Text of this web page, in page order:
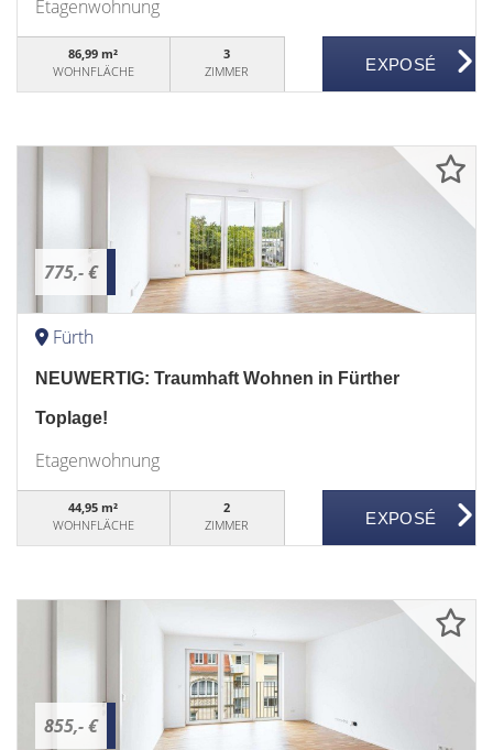
Etagenwohnung
86,99 m²
WOHNFLÄCHE
3
ZIMMER
775,- €
Fürth
NEUWERTIG: Traumhaft Wohnen in Fürther
Toplage!
Etagenwohnung
44,95 m²
WOHNFLÄCHE
2
ZIMMER
855,- €